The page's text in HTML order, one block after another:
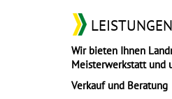
LEISTUNGEN
Wir bieten Ihnen
Meisterwerkstatt und
Verkauf und Beratung